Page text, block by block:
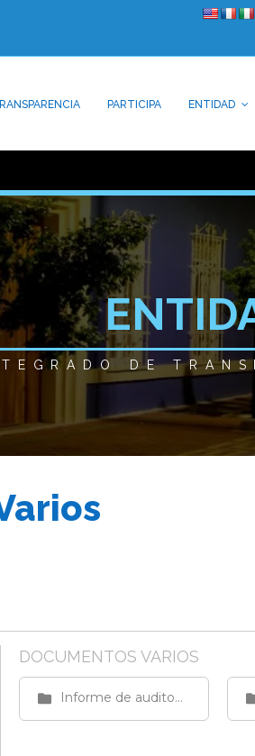
PARTICIPA ENTIDAD
DE
de gestión de calidad
DOCUMENTOS VARIOS
Informe de auditoría de los procesos de gestión de calidad